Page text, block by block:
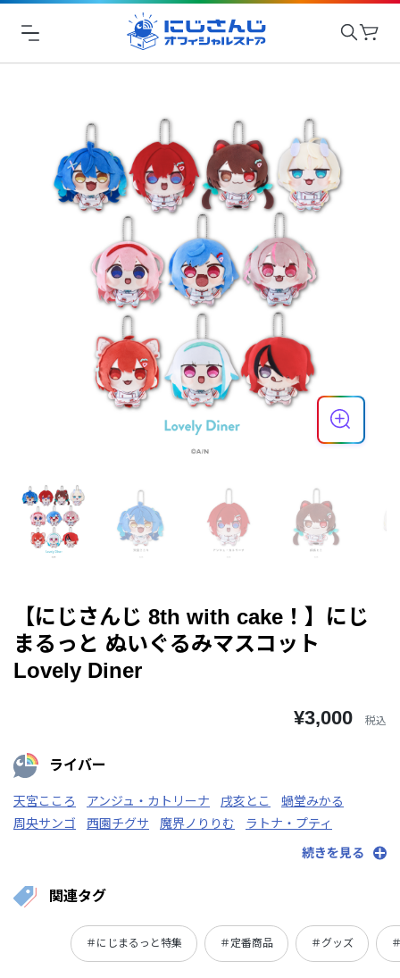
【にじさんじ 8th with cake！】にじ
まるっと ぬいぐるみマスコット
Lovely Diner
¥3,000 税込
ライバー
天宮こころ アンジュ・カトリーナ 戌亥とこ
蝸堂みかる
周央サンゴ
西園チグサ 魔界ノりりむ
ラトナ・プティ
続きを見る
関連タグ
＃にじまるっと特集 ＃定番商品 ＃グッズ